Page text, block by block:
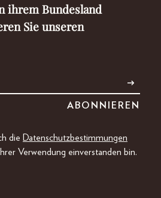
ihrem Bundesland
Sie unseren
die Datenschutzbestimmungen
Verwendung einverstanden bin.